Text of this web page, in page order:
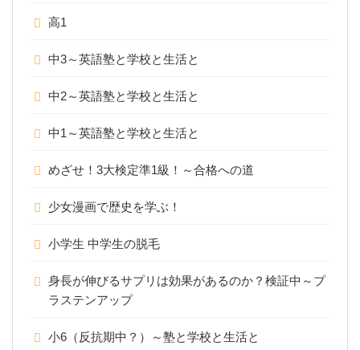
高1
中3～英語塾と学校と生活と
中2～英語塾と学校と生活と
中1～英語塾と学校と生活と
めざせ！3大検定準1級！～合格への道
少女漫画で歴史を学ぶ！
小学生 中学生の脱毛
身長が伸びるサプリは効果があるのか？検証中～プ
ラステンアップ
小6（反抗期中？）～塾と学校と生活と